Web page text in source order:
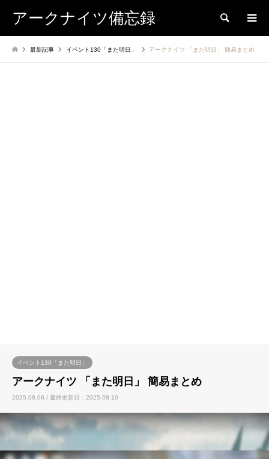
アークナイツ備忘録 検索
最新記事 イベント130「また明日」 アークナイツ 「また明日」 簡易まとめ
イベント130「また明日」
アークナイツ 「また明日」 簡易まとめ
2025.08.06 / 最終更新日：2025.08.10